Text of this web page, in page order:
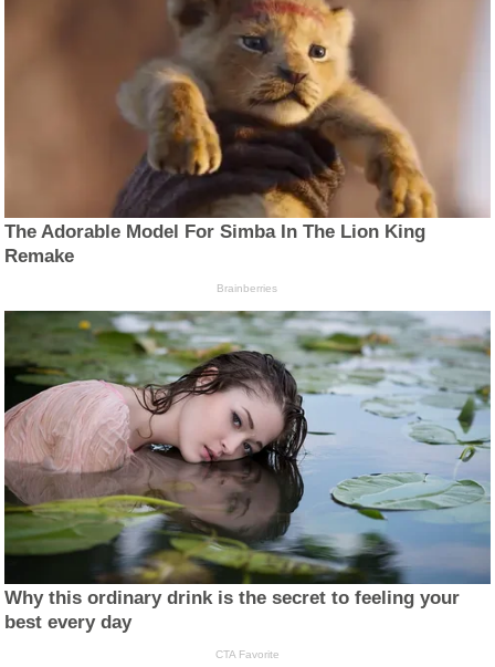
The Adorable Model For Simba In The Lion King
Remake
Brainberries
Why this ordinary drink is the secret to feeling your
best every day
CTA Favorite